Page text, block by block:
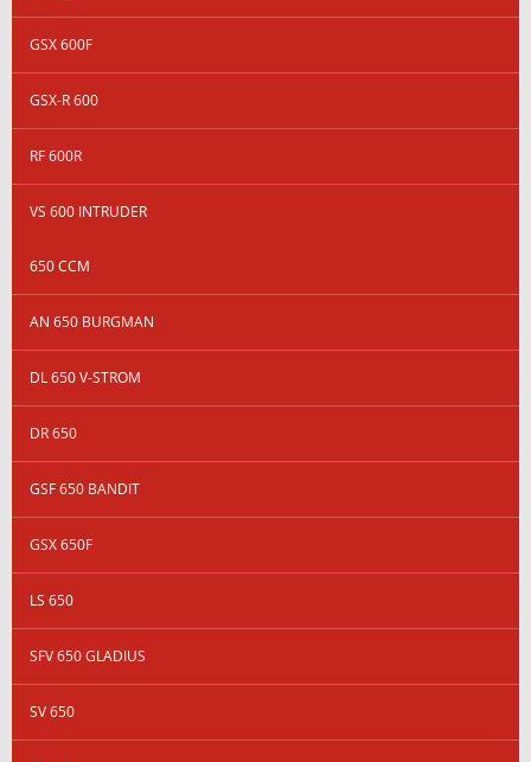
GSX 600F
GSX-R 600
RF 600R
VS 600 INTRUDER
650 CCM
AN 650 BURGMAN
DL 650 V-STROM
DR 650
GSF 650 BANDIT
GSX 650F
LS 650
SFV 650 GLADIUS
SV 650